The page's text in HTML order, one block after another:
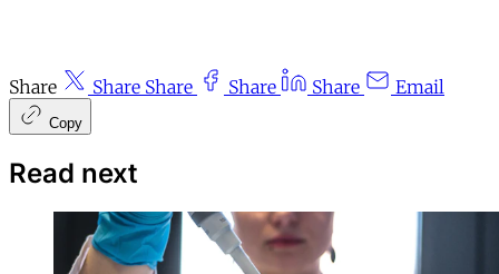
Share Share Share Share Share Email
Copy
Read next